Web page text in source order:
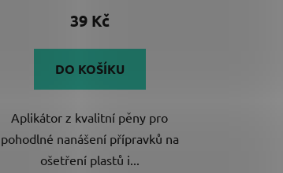
produktu
z
hvězdiček.
39 Kč
DO KOŠÍKU
Aplikátor z kvalitní pěny pro
pohodlné nanášení přípravků na
ošetření plastů i...